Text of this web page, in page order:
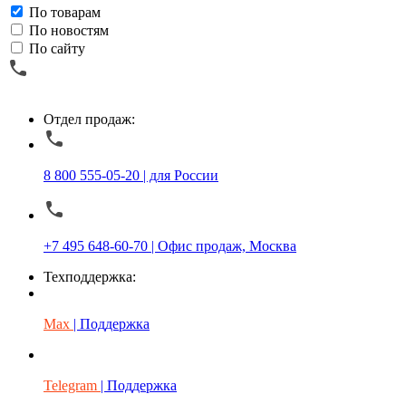
По товарам
По новостям
По сайту
Отдел продаж:
8 800 555-05-20 | для России
+7 495 648-60-70 | Офис продаж, Москва
Техподдержка:
Max | Поддержка
Telegram | Поддержка